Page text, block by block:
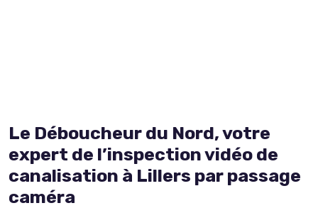
Le Déboucheur du Nord, votre
expert de l’inspection vidéo de
canalisation à Lillers par passage
caméra